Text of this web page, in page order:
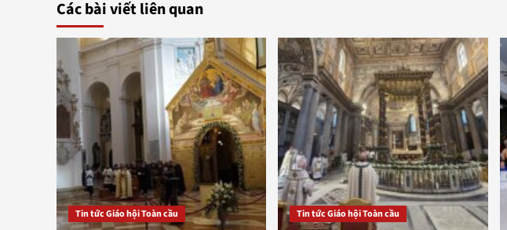
Các bài viết liên quan
Tin tức Giáo hội Toàn cầu Tin tức Giáo hội Toàn cầu